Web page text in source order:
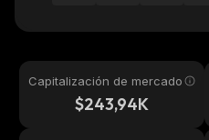
Capitalización de mercado
$243,94K